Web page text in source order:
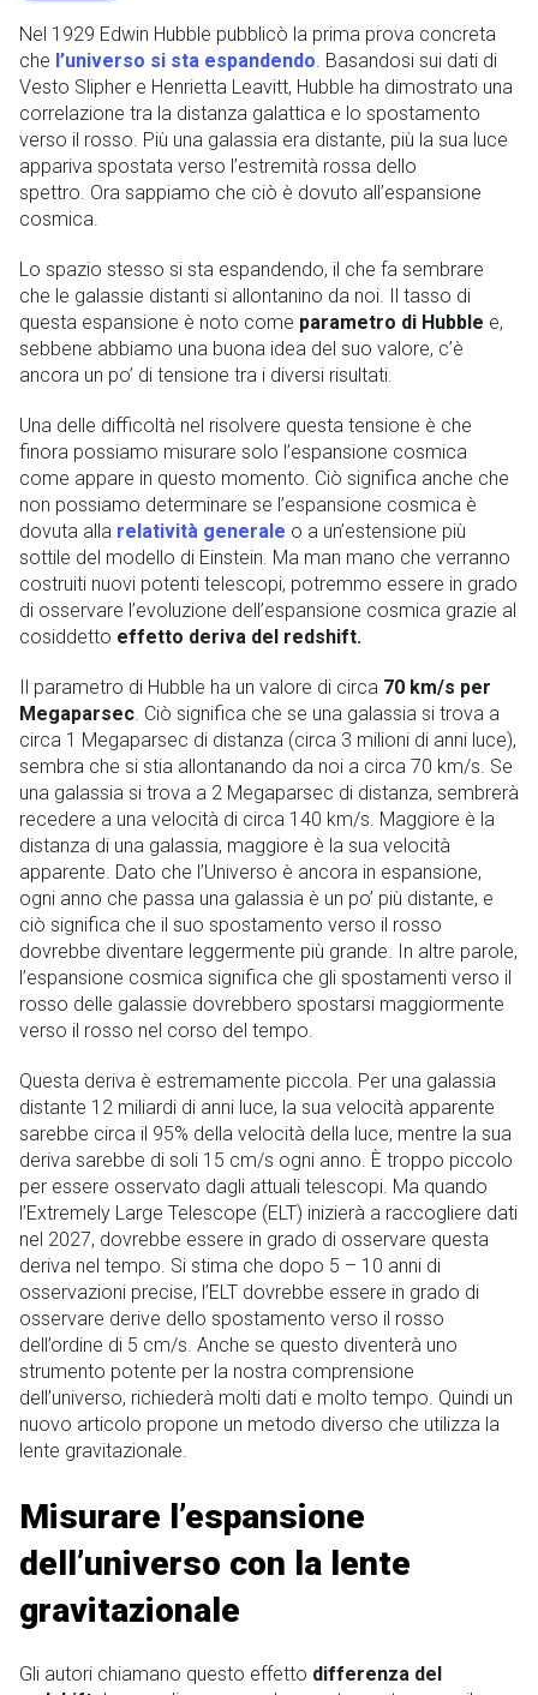
Nel 1929 Edwin Hubble pubblicò la prima prova concreta
che l’universo si sta espandendo. Basandosi sui dati di
Vesto Slipher e Henrietta Leavitt, Hubble ha dimostrato una
correlazione tra la distanza galattica e lo spostamento
verso il rosso. Più una galassia era distante, più la sua luce
appariva spostata verso l’estremità rossa dello
spettro. Ora sappiamo che ciò è dovuto all’espansione
cosmica.
Lo spazio stesso si sta espandendo, il che fa sembrare
che le galassie distanti si allontanino da noi. Il tasso di
questa espansione è noto come parametro di Hubble e,
sebbene abbiamo una buona idea del suo valore, c’è
ancora un po’ di tensione tra i diversi risultati.
Una delle difficoltà nel risolvere questa tensione è che
finora possiamo misurare solo l’espansione cosmica
come appare in questo momento. Ciò significa anche che
non possiamo determinare se l’espansione cosmica è
dovuta alla relatività generale o a un’estensione più
sottile del modello di Einstein. Ma man mano che verranno
costruiti nuovi potenti telescopi, potremmo essere in grado
di osservare l’evoluzione dell’espansione cosmica grazie al
cosiddetto effetto deriva del redshift.
Il parametro di Hubble ha un valore di circa 70 km/s per
Megaparsec. Ciò significa che se una galassia si trova a
circa 1 Megaparsec di distanza (circa 3 milioni di anni luce),
sembra che si stia allontanando da noi a circa 70 km/s. Se
una galassia si trova a 2 Megaparsec di distanza, sembrerà
recedere a una velocità di circa 140 km/s. Maggiore è la
distanza di una galassia, maggiore è la sua velocità
apparente. Dato che l’Universo è ancora in espansione,
ogni anno che passa una galassia è un po’ più distante, e
ciò significa che il suo spostamento verso il rosso
dovrebbe diventare leggermente più grande. In altre parole,
l’espansione cosmica significa che gli spostamenti verso il
rosso delle galassie dovrebbero spostarsi maggiormente
verso il rosso nel corso del tempo.
Questa deriva è estremamente piccola. Per una galassia
distante 12 miliardi di anni luce, la sua velocità apparente
sarebbe circa il 95% della velocità della luce, mentre la sua
deriva sarebbe di soli 15 cm/s ogni anno. È troppo piccolo
per essere osservato dagli attuali telescopi. Ma quando
l’Extremely Large Telescope (ELT) inizierà a raccogliere dati
nel 2027, dovrebbe essere in grado di osservare questa
deriva nel tempo. Si stima che dopo 5 – 10 anni di
osservazioni precise, l’ELT dovrebbe essere in grado di
osservare derive dello spostamento verso il rosso
dell’ordine di 5 cm/s. Anche se questo diventerà uno
strumento potente per la nostra comprensione
dell’universo, richiederà molti dati e molto tempo. Quindi un
nuovo articolo propone un metodo diverso che utilizza la
lente gravitazionale.
Misurare l’espansione
dell’universo con la lente
gravitazionale
Gli autori chiamano questo effetto differenza del